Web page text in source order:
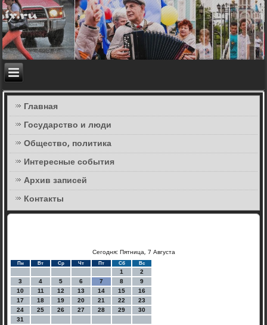
Главная
Государство и люди
Общество, политика
Интересные события
Архив записей
Контакты
Сегодня: Пятница, 7 Августа
Пн Вт Ср Чт Пт Сб Вс
1
2
3
4 5 6 7 8
9
10
11 12 13 14 15
16
17
18 19 20 21 22
23
24
25 26 27 28 29
30
31